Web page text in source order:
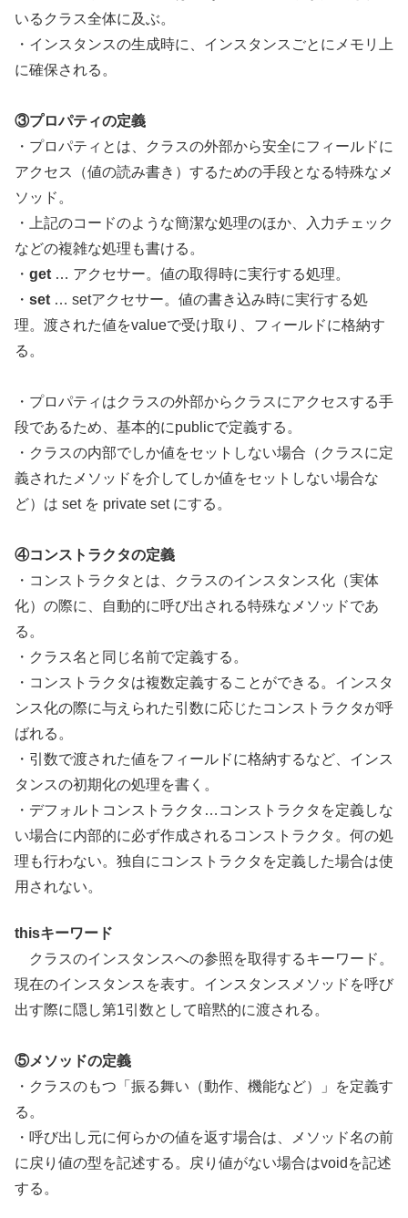
いるクラス全体に及ぶ。
・インスタンスの生成時に、インスタンスごとにメモリ上
に確保される。
③プロパティの定義
・プロパティとは、クラスの外部から安全にフィールドに
アクセス（値の読み書き）するための手段となる特殊なメ
ソッド。
・上記のコードのような簡潔な処理のほか、入力チェック
などの複雑な処理も書ける。
・ get … アクセサー。値の取得時に実行する処理。
・ set … setアクセサー。値の書き込み時に実行する処
理。渡された値をvalueで受け取り、フィールドに格納す
る。
・プロパティはクラスの外部からクラスにアクセスする手
段であるため、基本的にpublicで定義する。
・クラスの内部でしか値をセットしない場合（クラスに定
義されたメソッドを介してしか値をセットしない場合な
ど）は set を private set にする。
④コンストラクタの定義
・コンストラクタとは、クラスのインスタンス化（実体
化）の際に、自動的に呼び出される特殊なメソッドであ
る。
・クラス名と同じ名前で定義する。
・コンストラクタは複数定義することができる。インスタ
ンス化の際に与えられた引数に応じたコンストラクタが呼
ばれる。
・引数で渡された値をフィールドに格納するなど、インス
タンスの初期化の処理を書く。
・デフォルトコンストラクタ…コンストラクタを定義しな
い場合に内部的に必ず作成されるコンストラクタ。何の処
理も行わない。独自にコンストラクタを定義した場合は使
用されない。
thisキーワード
クラスのインスタンスへの参照を取得するキーワード。
現在のインスタンスを表す。インスタンスメソッドを呼び
出す際に隠し第1引数として暗黙的に渡される。
⑤メソッドの定義
・クラスのもつ「振る舞い（動作、機能など）」を定義す
る。
・呼び出し元に何らかの値を返す場合は、メソッド名の前
に戻り値の型を記述する。戻り値がない場合はvoidを記述
する。